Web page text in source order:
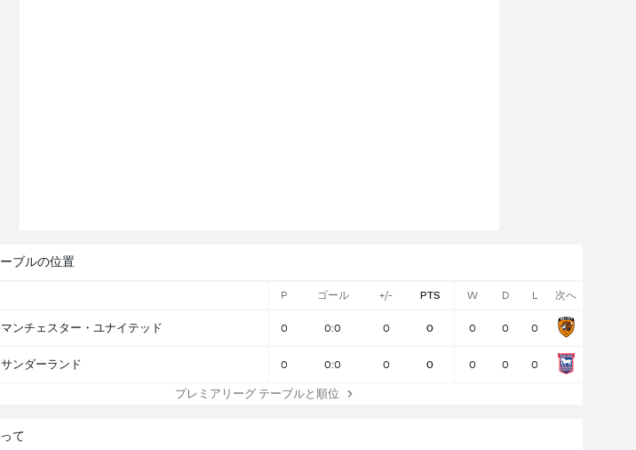
ブルの位置
P ゴール +/- PTS W D L 次へ
マンチェスター・ユナイテッド 0 0:0 0 0 0 0 0
サンダーランド 0 0:0 0 0 0 0 0
プレミアリーグ テーブルと順位
て